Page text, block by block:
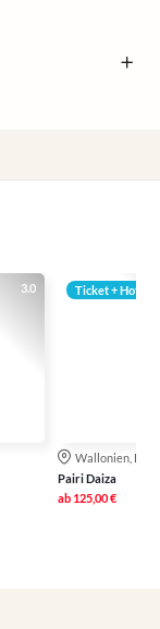
3.0 Ticket + Hotel
Wallonien, BE
Pairi Daiza
ab 125,00 €